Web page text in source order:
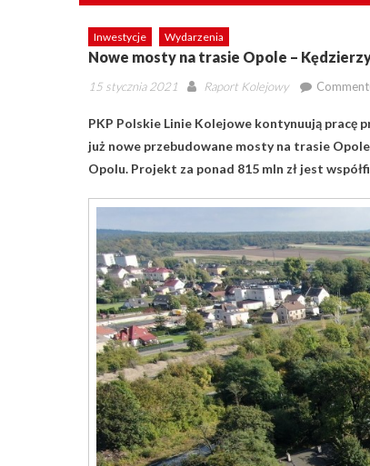
Inwestycje Wydarzenia
Nowe mosty na trasie Opole –
Posted
15 stycznia 2021 Author
Raport Kolejowy
PKP Polskie Linie Kolejowe kontynuują pracę
już nowe przebudowane mosty na trasie
Opolu. Projekt za ponad 815 mln zł jest